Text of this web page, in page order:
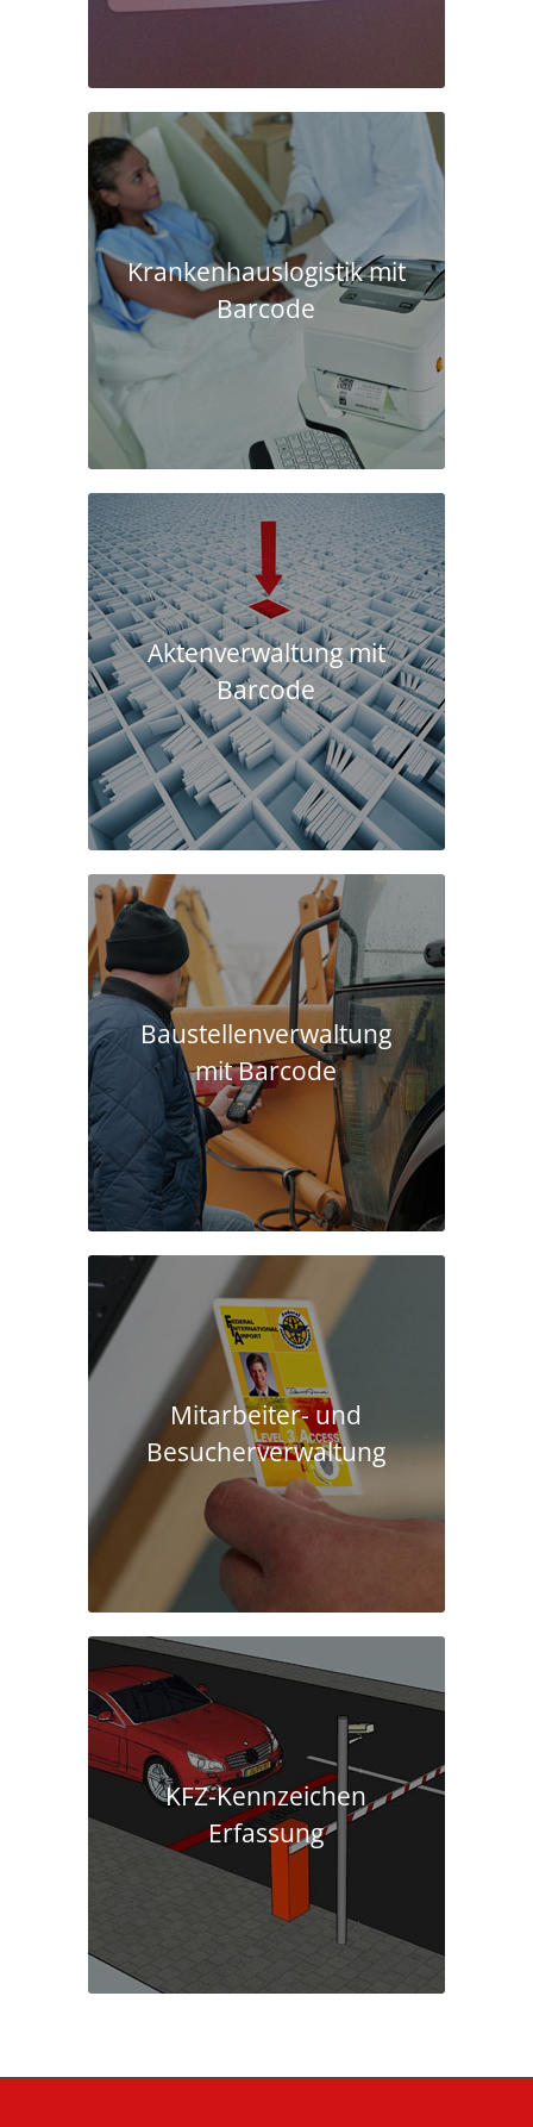
Krankenhaus­logistik mit
Barcode
Aktenverwaltung mit
Barcode
Baustellen­verwaltung
mit Barcode
Mitarbeiter- und
Besucherverwaltung
KFZ-Kennzeichen
Erfassung